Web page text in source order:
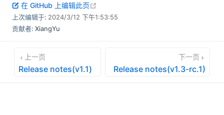
在 GitHub 上编辑此页
上次编辑于: 2024/3/12 下午1:53:55
贡献者: XiangYu
上一页
Release notes(v1.1)
下一页
Release notes(v1.3-rc.1)